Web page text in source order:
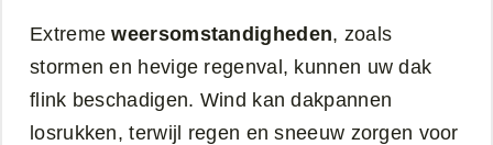
Extremeweersomstandigheden, zoals
stormen en hevige regenval, kunnen uw dak
flink beschadigen. Wind kan dakpannen
losrukken, terwijl regen en sneeuw zorgen voor